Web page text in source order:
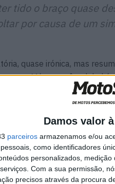
Damos valor
parceiros armazenamos e/ou
como identificadores
personalizados,
Com a sua permissão,
precisos através da procura
tido o braço quase
por causa de um
quase irónica, mas
com Márquez têm dele há
regressado do inferno,
desafiou todas as lógicas
dele tinha terminado
complicações, a diplopia,
de tudo isso, Márquez